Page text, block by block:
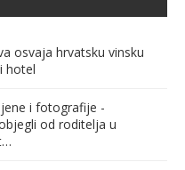
osvaja hrvatsku vinsku
hotel
i fotografije -
od roditelja u